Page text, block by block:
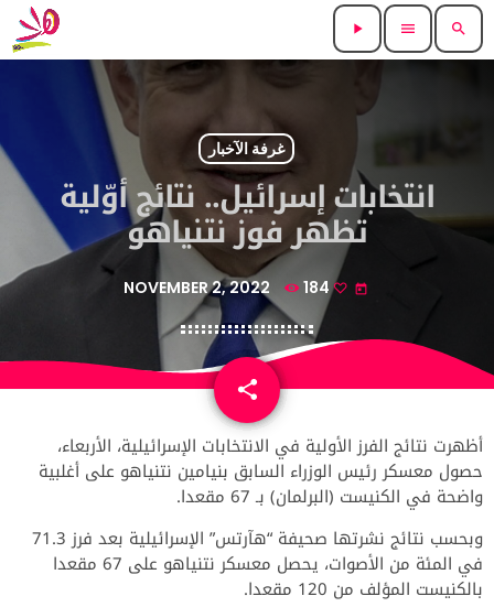
search
menu
play_arrow
غرفة الآخبار
انتخابات إسرائيل.. نتائج أوّلية
تظهر فوز نتنياهو
today
NOVEMBER 2, 2022 184
share
email
أظهرت نتائج الفرز الأولية في الانتخابات الإسرائيلية، الأربعاء،
حصول معسكر رئيس الوزراء السابق بنيامين نتنياهو على أغلبية
واضحة في الكنيست (البرلمان) بـ 67 مقعدا.
وبحسب نتائج نشرتها صحيفة “هآرتس” الإسرائيلية بعد فرز 71.3
في المئة من الأصوات، يحصل معسكر نتنياهو على 67 مقعدا
بالكنيست المؤلف من 120 مقعدا.